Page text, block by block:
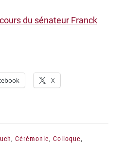
du sénateur Franck
X
, Cérémonie, Colloque,